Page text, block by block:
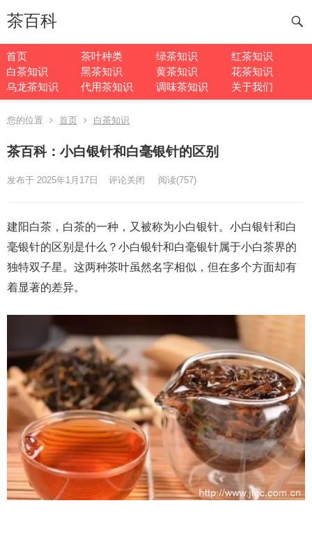
茶百科
首页 茶叶种类 绿茶知识
红茶知识
白茶知识
黑茶知识 黄茶知识
花茶知识
乌龙茶知识
代用茶知识 调味茶知识 关于我们
您的位置 首页 白茶知识
茶百科：小白银针和白毫银针的区别
发布于 2025年1月17日 评论关闭 阅读(757)
建阳白茶，白茶的一种，又被称为小白银针。小白银针和白
毫银针的区别是什么？小白银针和白毫银针属于小白茶界的
独特双子星。这两种茶叶虽然名字相似，但在多个方面却有
着显著的差异。